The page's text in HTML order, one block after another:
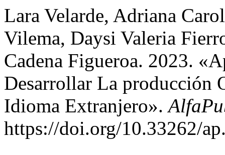
Lara Velarde, Adriana
Vilema, Daysi Valeria
Cadena Figueroa. 2023.
Desarrollar La producción
Idioma Extranjero».
https://doi.org/10.33262/